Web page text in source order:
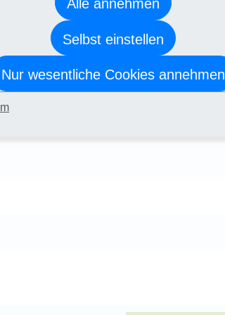
Einsendeaufgaben: Laudius-Zeugnis.
Abschlussarbeit: Laudius-Zertifikat.
Alle annehmen
Selbst einstellen
Nur wesentliche Cookies annehmen